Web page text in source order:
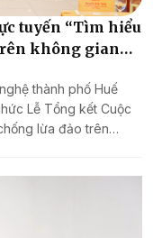
tuyến “Tìm hiểu
không gian
S
thành phố Huế
Lễ Tổng kết Cuộc
lừa đảo trên